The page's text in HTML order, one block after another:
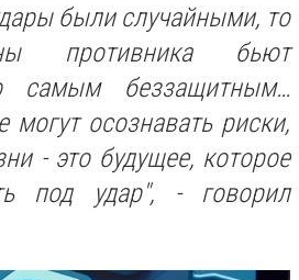
были случайными, то
противника бьют
самым беззащитным…
осознавать риски,
- это будущее, которое
под удар", - говорил